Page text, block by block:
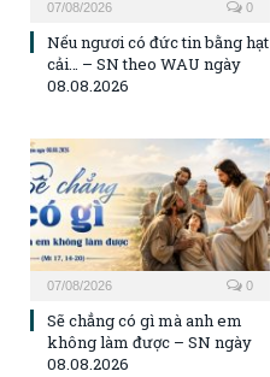
07/08/2026 0
Nếu ngươi có đức tin bằng hạt
cải… – SN theo WAU ngày
08.08.2026
07/08/2026 0
Sẽ chẳng có gì mà anh em
không làm được – SN ngày
08.08.2026